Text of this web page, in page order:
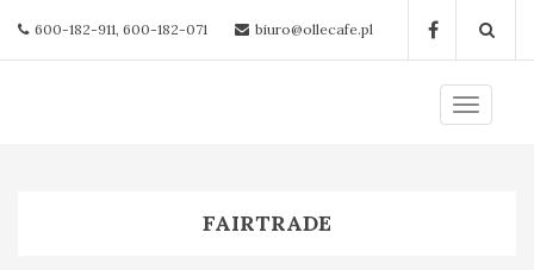
600-182-911, 600-182-071 biuro@ollecafe.pl
T
FAIRTRADE